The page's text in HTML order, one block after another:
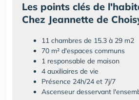
Les points clés de
Chez Jeannette de
11 chambres de 15.3 à 29 m2
70 m² d'espaces communs
1 responsable de maison
4 auxiliaires de vie
Présence 24h/24 et 7j/7
Ascenseur desservant